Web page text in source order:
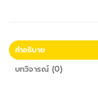
คำอธิบาย
บทวิจารณ์ (0)